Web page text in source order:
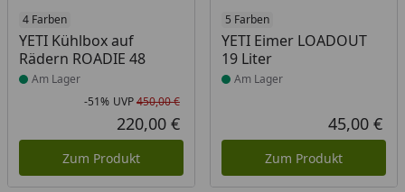
4 Farben
YETI Kühlbox auf
Rädern ROADIE 48
Produkt am Lager
Am Lager
Rabatt in Prozent
-51%
Ursprünglicher Preis
UVP450,00 €
Aktueller Preis
220,00 €
Zum Produkt
5 Farben
YETI Eimer LOADOUT
19 Liter
Produkt am Lager
Am Lager
45,00 €
Zum Produkt